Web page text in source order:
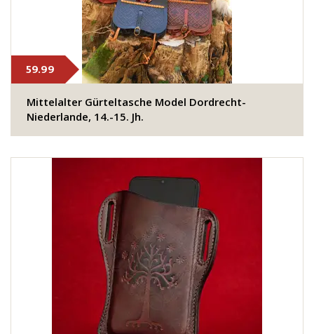
59.99
Mittelalter Gürteltasche Model Dordrecht-
Niederlande, 14.-15. Jh.